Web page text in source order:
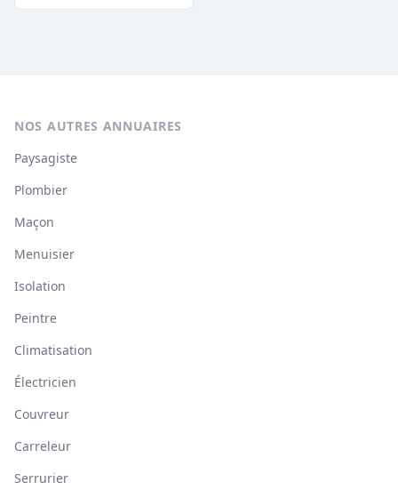
NOS AUTRES ANNUAIRES
Paysagiste
Plombier
Maçon
Menuisier
Isolation
Peintre
Climatisation
Électricien
Couvreur
Carreleur
Serrurier